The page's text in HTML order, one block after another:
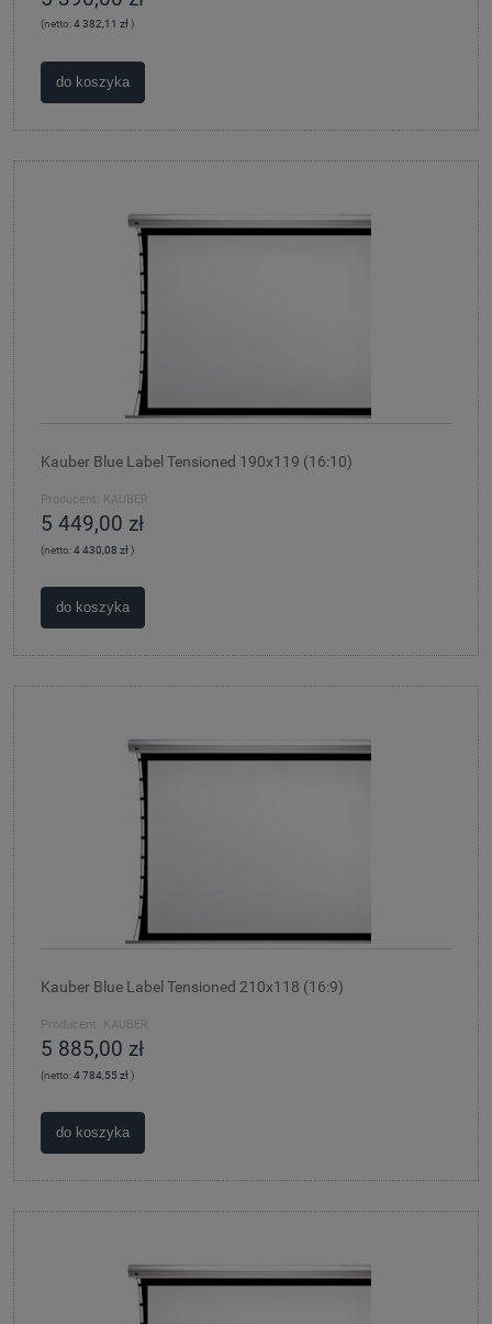
(netto:4 382,11 zł )
do koszyka
Kauber Blue Label Tensioned 190x119 (16:10)
Producent: KAUBER
5 449,00 zł
(netto:4 430,08 zł)
do koszyka
Kauber Blue Label Tensioned 210x118 (16:9)
Producent: KAUBER
5 885,00 zł
(netto:4 784,55 zł)
do koszyka